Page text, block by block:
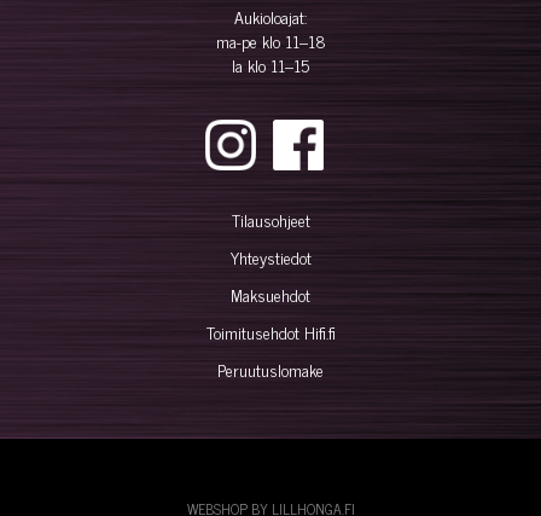
Aukioloajat:
ma-pe klo 11–18
la klo 11–15
Tilausohjeet
Yhteystiedot
Maksuehdot
Toimitusehdot Hifi.fi
Peruutuslomake
WEBSHOP BY LILLHONGA.FI